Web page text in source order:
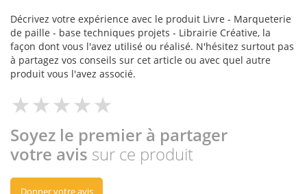
Décrivez votre expérience avec le produit Livre - Marqueterie
de paille - base techniques projets - Librairie Créative, la
façon dont vous l'avez utilisé ou réalisé. N'hésitez surtout pas
à partagez vos conseils sur cet article ou avec quel autre
produit vous l'avez associé.
Soyez le premier à partager
votre avis sur ce produit
Donner votre avis